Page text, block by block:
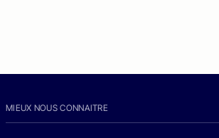
MIEUX NOUS CONNAITRE